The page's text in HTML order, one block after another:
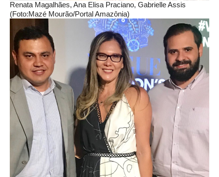
Renata Magalhães, Ana Elisa Praciano, Gabrielle Assis
(Foto:Mazé Mourão/Portal Amazônia)